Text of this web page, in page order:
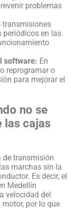
problemas
transmisiones
periódicos en las
software: En
reprogramar o
para mejorar el
no se
las cajas
de transmisión
marchas sin la
Es decir, el
Medellín
velocidad del
por lo que